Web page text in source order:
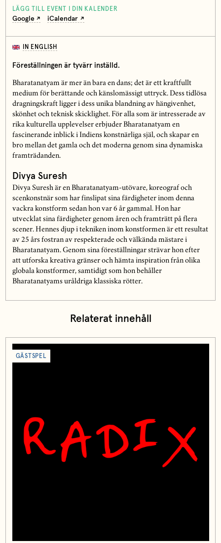
LÄGG TILL EVENT I DIN KALENDER
Google iCalendar
IN ENGLISH
Föreställningen är tyvärr inställd.
Bharatanatyam är mer än bara en dans; det är ett kraftfullt
medium för berättande och känslomässigt uttryck. Dess tidlösa
dragningskraft ligger i dess unika blandning av hängivenhet,
skönhet och teknisk skicklighet. För alla som är intresserade av
rika kulturella upplevelser erbjuder Bharatanatyam en
fascinerande inblick i Indiens konstnärliga själ, och skapar en
bro mellan det gamla och det moderna genom sina dynamiska
framträdanden.
Divya Suresh
Divya Suresh är en Bharatanatyam-utövare, koreograf och
scenkonstnär som har finslipat sina färdigheter inom denna
vackra konstform sedan hon var 6 år gammal. Hon har
utvecklat sina färdigheter genom åren och framträtt på flera
scener. Hennes djup i tekniken inom konstformen är ett resultat
av 25 års fostran av respekterade och välkända mästare i
Bharatanatyam. Genom sina föreställningar strävar hon efter
att utforska kreativa gränser och hämta inspiration från olika
globala konstformer, samtidigt som hon behåller
Bharatanatyams uråldriga klassiska rötter.
Relaterat innehåll
GÄSTSPEL